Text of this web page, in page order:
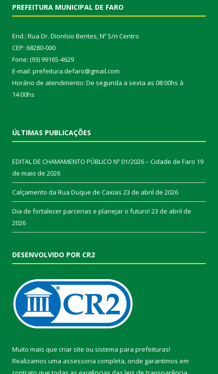
PREFEITURA MUNICIPAL DE FARO
End.: Rua Dr. Dionísio Bentes, Nº S/n Centro
CEP: 68280-000
Fone: (93) 99165-4629
E-mail: prefeitura.defaro@gmail.com
Horário de atendimento: De segunda a sexta as 08:00hs à
14:00hs
ÚLTIMAS PUBLICAÇÕES
EDITAL DE CHAMAMENTO PÚBLICO Nº 01/2026 – Cidade de Faro 19
de maio de 2026
Calçamento da Rua Duque de Caxias 23 de abril de 2026
Dia de fortalecer parcerias e planejar o futuro! 23 de abril de
2026
DESENVOLVIDO POR CR2
Muito mais que criar site ou sistema para prefeituras!
Realizamos uma assessoria completa, onde garantimos em